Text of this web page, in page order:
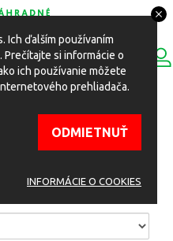
ESHOP
Ich ďalším používaním
Prečítajte si informácie o
ich používanie môžete
prehliadača.
ODMIETNUŤ
INFORMÁCIE O COOKIES